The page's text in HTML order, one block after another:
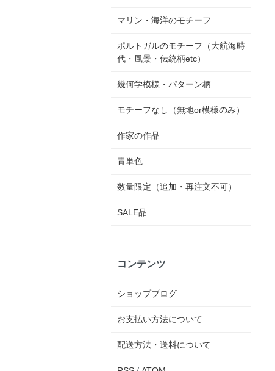
マリン・海洋のモチーフ
ポルトガルのモチーフ（大航海時
代・風景・伝統柄etc）
幾何学模様・パターン柄
モチーフなし（無地or模様のみ）
作家の作品
青単色
数量限定（追加・再注文不可）
SALE品
コンテンツ
ショップブログ
お支払い方法について
配送方法・送料について